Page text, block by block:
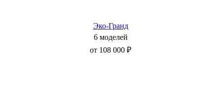
Эко-Гранд
6 моделей
от 108 000 ₽